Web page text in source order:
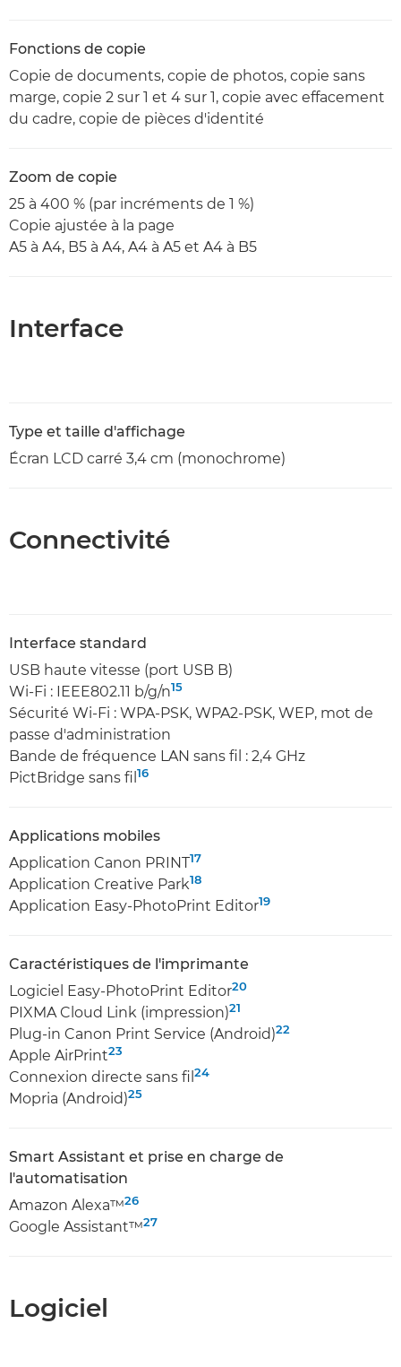
Fonctions de copie
Copie de documents, copie de photos, copie sans
marge, copie 2 sur 1 et 4 sur 1, copie avec effacement
du cadre, copie de pièces d'identité
Zoom de copie
25 à 400 % (par incréments de 1 %)
Copie ajustée à la page
A5 à A4, B5 à A4, A4 à A5 et A4 à B5
Interface
Type et taille d'affichage
Écran LCD carré 3,4 cm (monochrome)
Connectivité
Interface standard
USB haute vitesse (port USB B)
Wi-Fi : IEEE802.11 b/g/n15
Sécurité Wi-Fi : WPA-PSK, WPA2-PSK, WEP, mot de
passe d'administration
Bande de fréquence LAN sans fil : 2,4 GHz
PictBridge sans fil 16
Applications mobiles
Application Canon PRINT17
Application Creative Park18
Application Easy-PhotoPrint Editor19
Caractéristiques de l'imprimante
Logiciel Easy-PhotoPrint Editor20
PIXMA Cloud Link (impression)21
Plug-in Canon Print Service (Android)22
Apple AirPrint23
Connexion directe sans fil 24
Mopria (Android)25
Smart Assistant et prise en charge de
l'automatisation
Amazon Alexa™26
Google Assistant™27
Logiciel